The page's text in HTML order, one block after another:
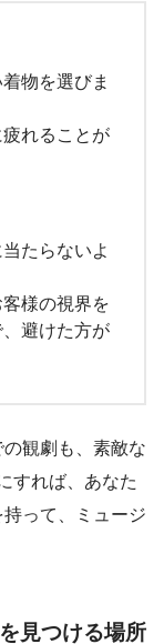
物を選びま
れることが
たらないよ
様の視界を
避けた方が
観劇も、素敵な
すれば、あなた
って、ミュージ
見つける場所